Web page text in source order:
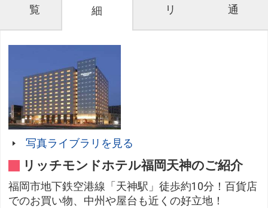
覧
細
リ
通
写真ライブラリを見る
リッチモンドホテル福岡天神のご紹介
福岡市地下鉄空港線「天神駅」徒歩約10分！百貨店
でのお買い物、中州や屋台も近くの好立地！